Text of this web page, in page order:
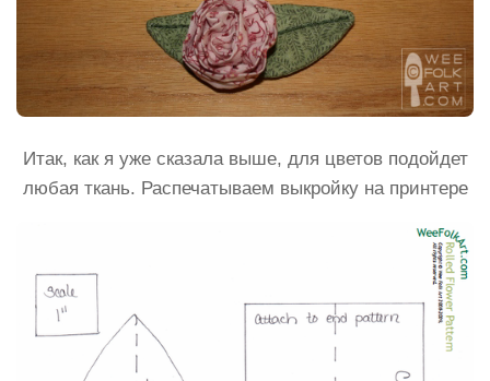
Итак, как я уже сказала выше, для цветов подойдет
любая ткань. Распечатываем выкройку на принтере